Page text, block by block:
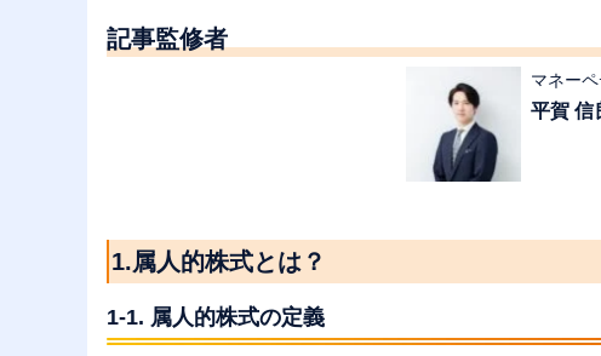
記事監修者
マネー
平賀 信
1.属人的株式とは？
1-1. 属人的株式の定義